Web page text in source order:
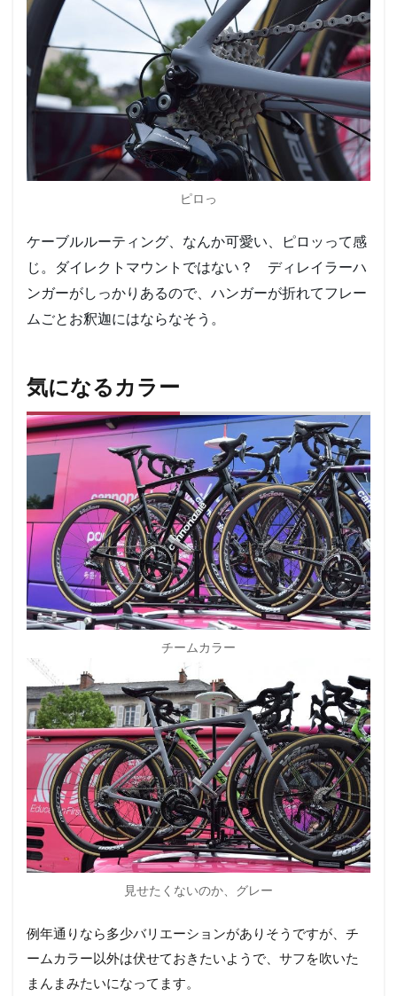
ピロっ
ケーブルルーティング、なんか可愛い、ピロッって感
じ。ダイレクトマウントではない？ ディレイラーハ
ンガーがしっかりあるので、ハンガーが折れてフレー
ムごとお釈迦にはならなそう。
気になるカラー
チームカラー
見せたくないのか、グレー
例年通りなら多少バリエーションがありそうですが、チ
ームカラー以外は伏せておきたいようで、サフを吹いた
まんまみたいになってます。